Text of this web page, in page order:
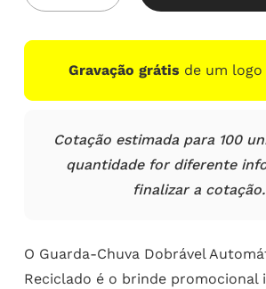
Gravação grátis de um logo
Cotação estimada para 100
quantidade for diferente
finalizar a cotação.
O Guarda-Chuva Dobrável
Reciclado é o brinde promocional